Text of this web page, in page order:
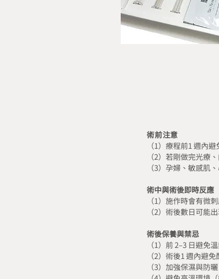
術前注意
（1）療程前1 週內
（2）若剛做完光療
（3）孕婦、敏感肌
術中與術後即時反應
（1）施作時會有微
（2）術後數日可能
術後保養與禁忌
（1）前 2‒3 日避免
（2）術後1 週內避
（3）加強保濕與防